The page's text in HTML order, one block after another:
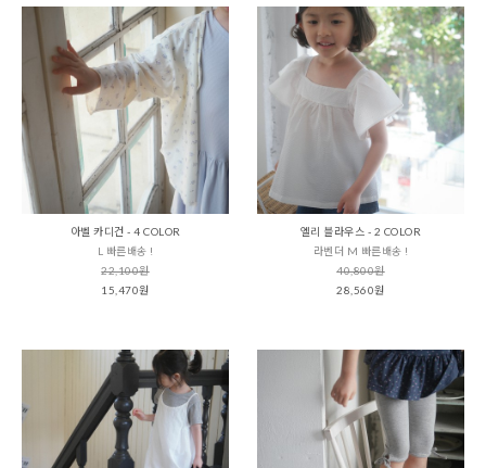
아벨 카디건 - 4 COLOR
L 빠른배송 !
22,100원
15,470원
엘리 블라우스 - 2 COLOR
라벤더 M 빠른배송 !
40,800원
28,560원